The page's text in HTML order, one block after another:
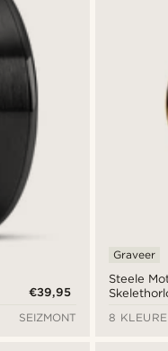
€39,95
SEIZMONT
Steele
Graveer
8